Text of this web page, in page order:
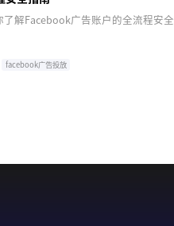
解Facebook广告账户的全流程安全
facebook广告投放